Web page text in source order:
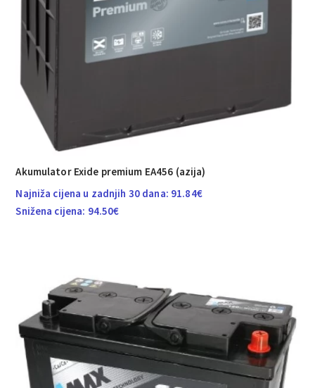
Akumulator Exide premium EA456 (azija)
Najniža cijena u zadnjih 30 dana: 91.84€
Snižena cijena: 94.50€